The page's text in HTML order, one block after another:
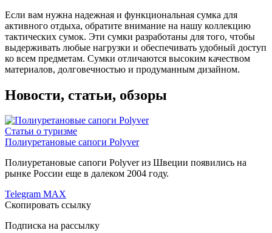
Если вам нужна надежная и функциональная сумка для
активного отдыха, обратите внимание на нашу коллекцию
тактических сумок. Эти сумки разработаны для того, чтобы
выдерживать любые нагрузки и обеспечивать удобный доступ
ко всем предметам. Сумки отличаются высоким качеством
материалов, долговечностью и продуманным дизайном.
Новости, статьи, обзоры
Статьи о туризме
Полиуретановые сапоги Polyver
Полиуретановые сапоги Polyver из Швеции появились на
рынке России еще в далеком 2004 году.
Telegram MAX
Скопировать ссылку
Подписка на рассылку